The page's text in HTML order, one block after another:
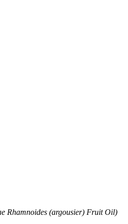
Rhamnoides (argousier) Fruit Oil)